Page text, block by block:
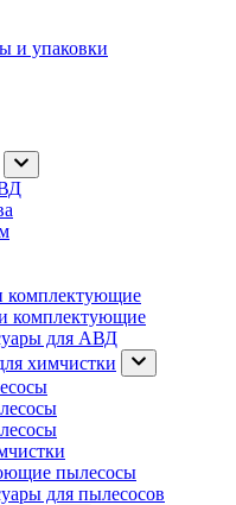
и упаковки
комплектующие
комплектующие
для АВД
химчистки
пылесосы
для пылесосов